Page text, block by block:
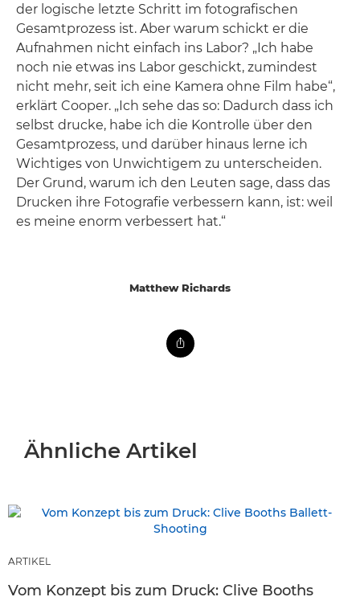
der logische letzte Schritt im fotografischen
Gesamtprozess ist. Aber warum schickt er die
Aufnahmen nicht einfach ins Labor? „Ich habe
noch nie etwas ins Labor geschickt, zumindest
nicht mehr, seit ich eine Kamera ohne Film habe“,
erklärt Cooper. „Ich sehe das so: Dadurch dass ich
selbst drucke, habe ich die Kontrolle über den
Gesamtprozess, und darüber hinaus lerne ich
Wichtiges von Unwichtigem zu unterscheiden.
Der Grund, warum ich den Leuten sage, dass das
Drucken ihre Fotografie verbessern kann, ist: weil
es meine enorm verbessert hat.“
Matthew Richards
Ähnliche Artikel
ARTIKEL
Vom Konzept bis zum Druck: Clive Booths